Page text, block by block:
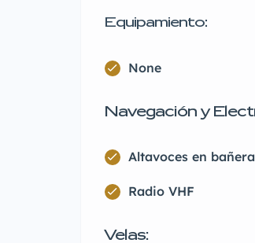
Equipamiento:
None
Navegación y
Altavoces en bañera
Radio VHF
Velas: